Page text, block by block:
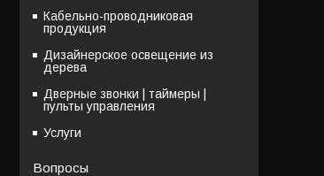
Кабельно-проводниковая
продукция
Дизайнерское освещение из
дерева
Дверные звонки | таймеры |
пульты управления
Услуги
Вопросы